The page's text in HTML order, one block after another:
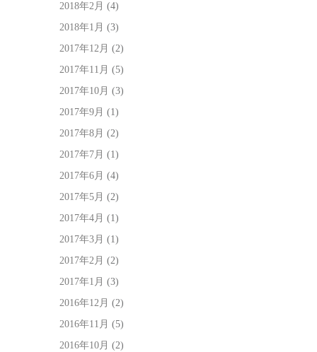
2018年2月 (4)
2018年1月 (3)
2017年12月 (2)
2017年11月 (5)
2017年10月 (3)
2017年9月 (1)
2017年8月 (2)
2017年7月 (1)
2017年6月 (4)
2017年5月 (2)
2017年4月 (1)
2017年3月 (1)
2017年2月 (2)
2017年1月 (3)
2016年12月 (2)
2016年11月 (5)
2016年10月 (2)